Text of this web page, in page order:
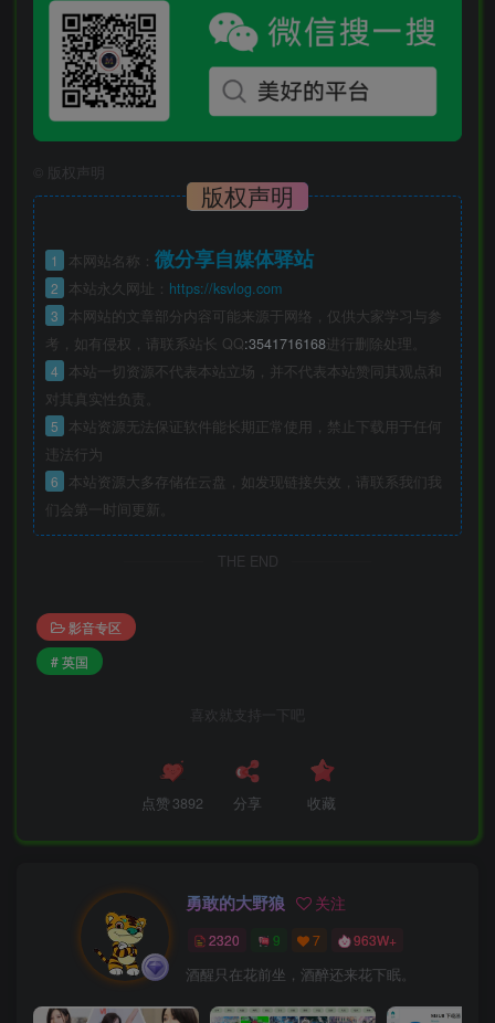
版权声明
版权声明
1 本网站名称： 微分享自媒体驿站
2 本站永久网址： https://ksvlog.com
3
本网站的文章部分内容可能来源于网络，仅供大家学习与参
考，如有侵权，请联系站长 QQ:3541716168进行删除处理。
4
本站一切资源不代表本站立场，并不代表本站赞同其观点和
对其真实性负责。
5
本站资源无法保证软件能长期正常使用，禁止下载用于任何
违法行为
6
本站资源大多存储在云盘，如发现链接失效，请联系我们我
们会第一时间更新。
THE END
影音专区
# 英国
喜欢就支持一下吧
点赞 3892 分享 收藏
勇敢的大野狼 关注
2320 9 7 963W+
酒醒只在花前坐，酒醉还来花下眠。